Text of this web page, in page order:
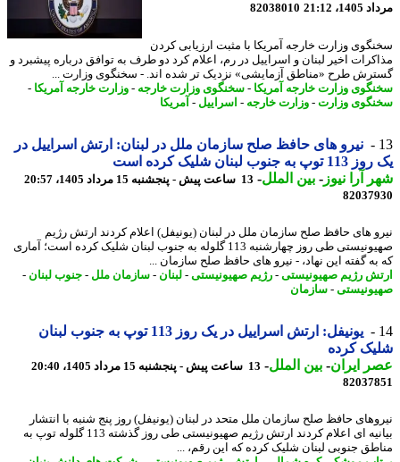
21:12
82038010
وزارت خارجه آمریکا با مثبت ارزیابی کردن
اخیر لبنان و اسراییل در رم، اعلام کرد دو طرف به توافق درباره پیشبرد و
طرح «مناطق آزمایشی» نزدیک تر شده اند. - سخنگوی وزارت ...
وزارت خارجه آمریکا- سخنگوی وزارت خارجه-وزارت خارجه آمریکا-
وزارت - وزارت خارجه-اسراییل -آمریکا
نیرو های حافظ صلح سازمان ملل در لبنان: ارتش اسراییل در
جنوب لبنان شلیک کرده است
آرا نیوز-بین الملل-13 ساعت پیش - پنجشنبه 15 مرداد 1405، 20:57
های حافظ صلح سازمان ملل در لبنان (یونیفل) اعلام کردند ارتش رژیم
صهیونیستی طی روز چهارشنبه 113 گلوله به جنوب لبنان شلیک کرده است؛ آماری
گفته این نهاد، - نیرو های حافظ صلح سازمان ...
رژیم صهیونیستی-رژیم صهیونیستی-لبنان-سازمان ملل -جنوب لبنان-
-سازمان
یونیفل: ارتش اسراییل در یک روز 113 توپ به جنوب لبنان
کرده
ایران- بین الملل-13 ساعت پیش - پنجشنبه 15 مرداد 1405، 20:40
حافظ صلح سازمان ملل متحد در لبنان (یونیفل) روز پنج شنبه با انتشار
بیانیه ای اعلام کردند ارتش رژیم صهیونیستی طی روز گذشته 113 گلوله توپ به
جنوبی لبنان شلیک کرده که این رقم، ...